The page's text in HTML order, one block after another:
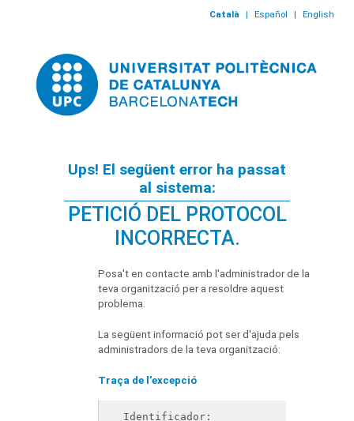
Català | Español | English
Ups! El següent error ha passat
al sistema:
PETICIÓ DEL PROTOCOL
INCORRECTA.
Posa't en contacte amb l'administrador de la
teva organització per a resoldre aquest
problema.
La següent informació pot ser d'ajuda pels
administradors de la teva organització:
Traça de l'excepció